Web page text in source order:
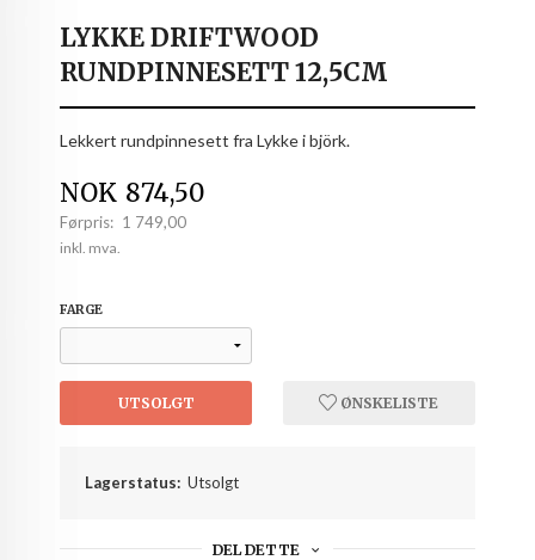
LYKKE DRIFTWOOD
RUNDPINNESETT 12,5CM
Lekkert rundpinnesett fra Lykke i björk.
Tilbud
NOK 874,50
Førpris: 1 749,00
Rabatt
inkl. mva.
FARGE
UTSOLGT ØNSKELISTE
Lagerstatus: Utsolgt
DEL DETTE